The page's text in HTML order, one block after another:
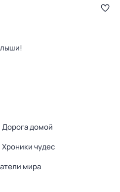
Дорога домой
чудес
мира